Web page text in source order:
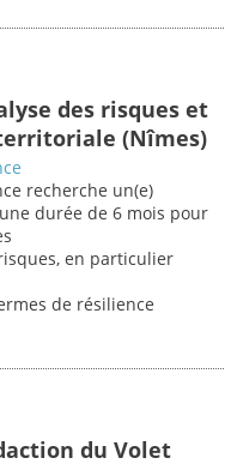
des risques et
(Nîmes)
recherche un(e)
durée de 6 mois pour
en particulier
de résilience
du Volet